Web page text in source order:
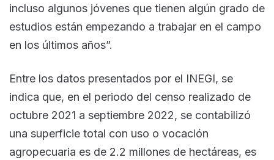
incluso algunos jóvenes que tienen algún grado de
estudios están empezando a trabajar en el campo
en los últimos años”.
Entre los datos presentados por el INEGI, se
indica que, en el periodo del censo realizado de
octubre 2021 a septiembre 2022, se contabilizó
una superficie total con uso o vocación
agropecuaria es de 2.2 millones de hectáreas, es